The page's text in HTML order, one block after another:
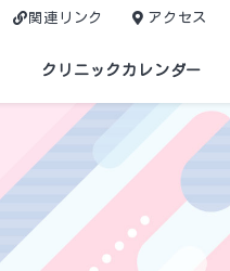
関連リンク アクセス
クリニックカレンダー